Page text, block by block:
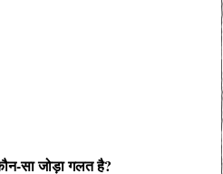
सा जोड़ा गलत है?